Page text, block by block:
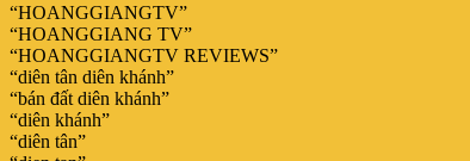
“HOANGGIANGTV”
“HOANGGIANG TV”
“HOANGGIANGTV REVIEWS”
“diên tân diên khánh”
“bán đất diên khánh”
“diên khánh”
“diên tân”